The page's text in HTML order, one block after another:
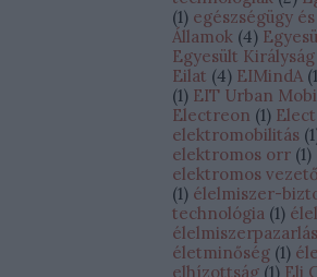
(1) egészségügy
Államok (4)
Egyesült Királyság
Eilat (4) EIMindA (1
(1) EIT Urban
Electreon (1)
elektromobilitás (1
elektromos orr (1)
elektromos vezető
(1) élelmiszer-
technológia (1)
élelmiszerpazarlás
életminőség (1)
elhízottság (1) Eli